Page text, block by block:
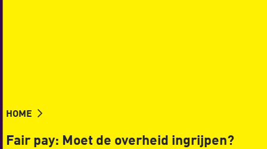
HOME
Fair pay: Moet de overheid ingrijpen?